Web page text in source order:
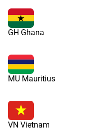
GH Ghana
MU Mauritius
VN Vietnam